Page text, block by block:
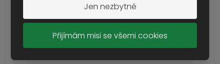
Jen nezbytné
Přijímám misi se všemi cookies